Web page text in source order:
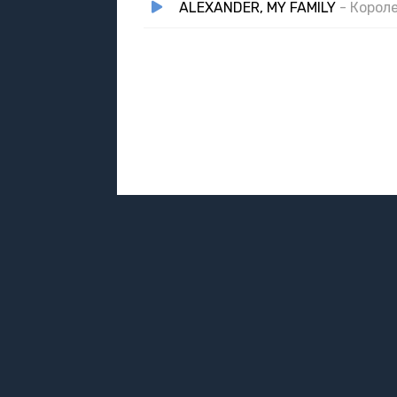
ALEXANDER, MY FAMILY -